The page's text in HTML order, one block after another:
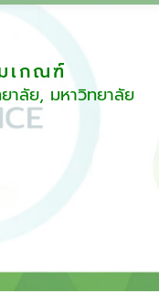
เกณฑ์
าลัย, มหาวิทยาลัย